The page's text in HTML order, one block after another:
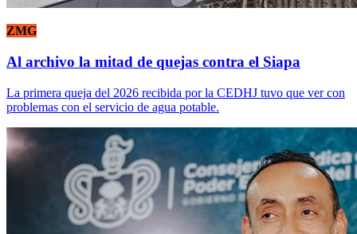
ZMG
Al archivo la mitad de quejas contra el Siapa
La primera queja del 2026 recibida por la CEDHJ tuvo que ver con
problemas con el servicio de agua potable.